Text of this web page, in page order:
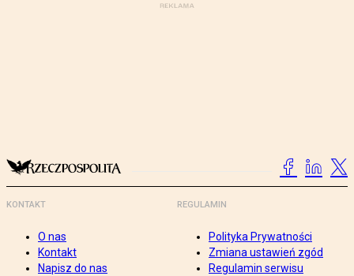
KONTAKT
O nas
Kontakt
Napisz do nas
REGULAMIN
Polityka Prywatności
Zmiana ustawień zgód
Regulamin serwisu